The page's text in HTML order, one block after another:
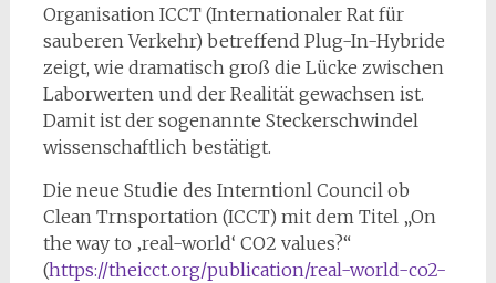
Organisation ICCT (Internationaler Rat für
sauberen Verkehr) betreffend Plug-In-Hybride
zeigt, wie dramatisch groß die Lücke zwischen
Laborwerten und der Realität gewachsen ist.
Damit ist der sogenannte Steckerschwindel
wissenschaftlich bestätigt.
Die neue Studie des Interntionl Council ob
Clean Trnsportation (ICCT) mit dem Titel „On
the way to ‚real-world‘ CO2 values?“
(https://theicct.org/publication/real-world-co2-